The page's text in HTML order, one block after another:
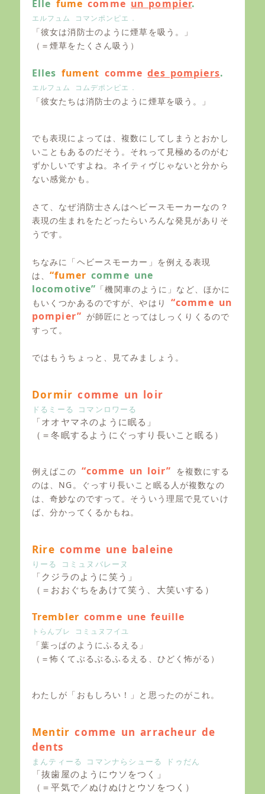
Elle fume comme un pompier.
エルフュム コマンポンピエ．
「彼女は消防士のように煙草を吸う。」
（＝煙草をたくさん吸う）
Elles fument commedes pompiers.
エルフュム コムデポンピエ．
「彼女たちは消防士のように煙草を吸う。」
でも表現によっては、複数にしてしまうとおかし
いこともあるのだそう。それって見極めるのがむ
ずかしいですよね。ネイティヴじゃないと分から
ない感覚かも。
さて、なぜ消防士さんはヘビースモーカーなの？
表現の生まれをたどったらいろんな発見がありそ
うです。
ちなみに「ヘビースモーカー」を例える表現
は、“fumer comme une
locomotive” 「機関車のように」など、ほかに
もいくつかあるのですが、やはり “comme un
pompier” が師匠にとってはしっくりくるので
すって。
ではもうちょっと、見てみましょう。
Dormir comme un loir
ドるミーる コマンロワーる
「オオヤマネのように眠る」
（＝冬眠するようにぐっすり長いこと眠る）
例えばこの “comme un loir” を複数にする
のは、NG。ぐっすり長いこと眠る人が複数なの
は、奇妙なのですって。そういう理屈で見ていけ
ば、分かってくるかもね。
Rire comme une baleine
りーる コミュヌバレーヌ
「クジラのように笑う」
（＝おおぐちをあけて笑う、大笑いする）
Trembler comme une feuille
トらんブレ コミュヌフイユ
「葉っぱのようにふるえる」
（＝怖くてぶるぶるふるえる、ひどく怖がる）
わたしが「おもしろい！」と思ったのがこれ。
Mentir comme un arracheur de
dents
まんティーる コマンナらシューる ドゥだん
「抜歯屋のようにウソをつく」
（＝平気で／ぬけぬけとウソをつく）